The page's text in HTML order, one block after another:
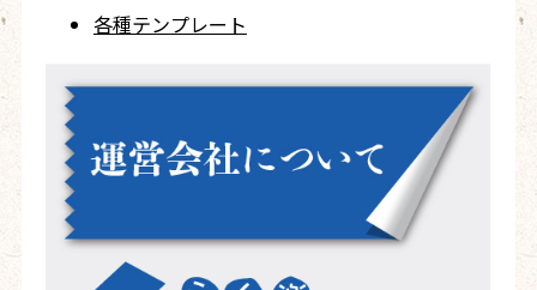
各種テンプレート